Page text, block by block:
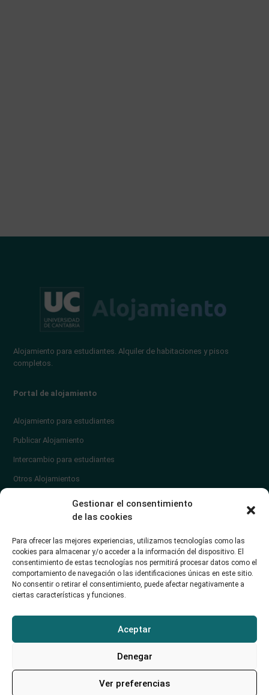
Gestionar el consentimiento
de las cookies
Para ofrecer las mejores experiencias, utilizamos tecnologías como las
cookies para almacenar y/o acceder a la información del dispositivo. El
consentimiento de estas tecnologías nos permitirá procesar datos como el
comportamiento de navegación o las identificaciones únicas en este sitio.
No consentir o retirar el consentimiento, puede afectar negativamente a
ciertas características y funciones.
Aceptar
Denegar
Ver preferencias
Alojamiento para estudiantes. Alquiler de habitaciones y pisos
completos.
Portal de alojamiento
Alojamiento para estudiantes
Publicar Alojamiento
Intercambio para estudiantes
Otros Alojamientos
¿Cómo publicar un anuncio?
Contacto
soporte@alojamientounican.es
Alojamiento Universidad de Cantabria Copyright © 2023​